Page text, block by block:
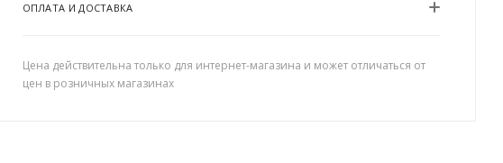
ОПЛАТА И ДОСТАВКА
Цена действительна только для интернет-магазина и может отличаться от
цен в розничных магазинах